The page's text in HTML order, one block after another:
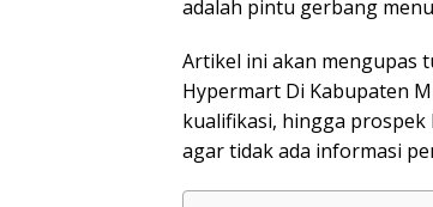
adalah pintu gerbang
Artikel ini akan mengupas
Hypermart Di Kabupaten
kualifikasi, hingga prospek
agar tidak ada informasi